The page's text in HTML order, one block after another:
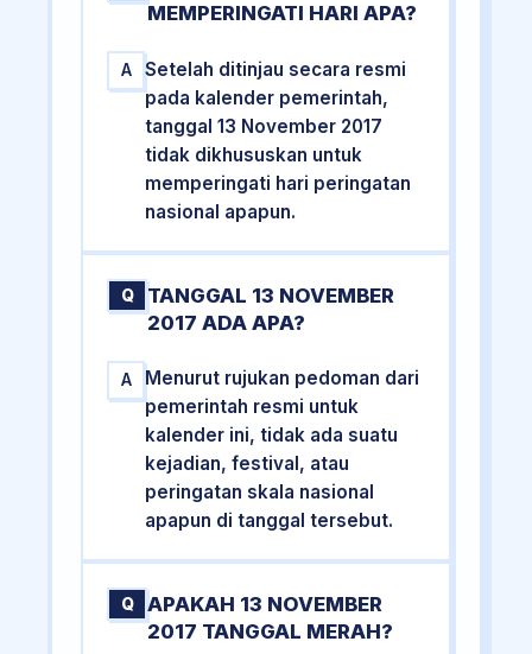
MEMPERINGATI HARI APA?
A
Setelah ditinjau secara resmi
pada kalender pemerintah,
tanggal 13 November 2017
tidak dikhususkan untuk
memperingati hari peringatan
nasional apapun.
Q
TANGGAL 13 NOVEMBER
2017 ADA APA?
A
Menurut rujukan pedoman dari
pemerintah resmi untuk
kalender ini, tidak ada suatu
kejadian, festival, atau
peringatan skala nasional
apapun di tanggal tersebut.
Q
APAKAH 13 NOVEMBER
2017 TANGGAL MERAH?